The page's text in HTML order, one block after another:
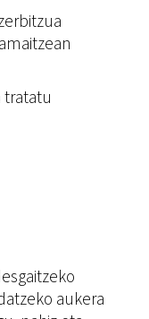
aukera